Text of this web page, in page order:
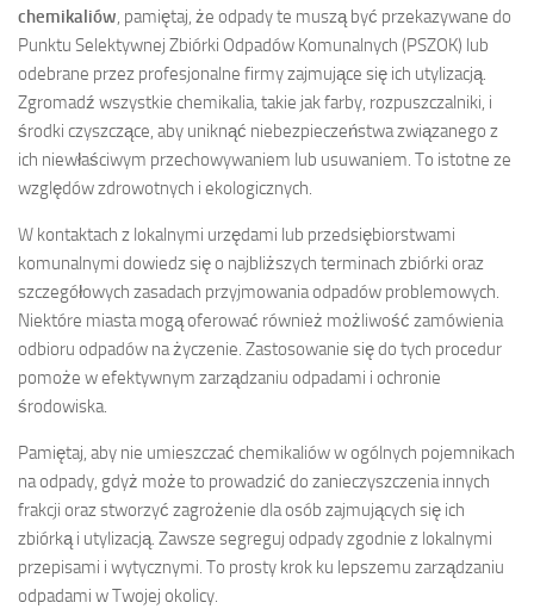
chemikaliów , pamiętaj, że odpady te muszą być przekazywane do
Punktu Selektywnej Zbiórki Odpadów Komunalnych (PSZOK) lub
odebrane przez profesjonalne firmy zajmujące się ich utylizacją.
Zgromadź wszystkie chemikalia, takie jak farby, rozpuszczalniki, i
środki czyszczące, aby uniknąć niebezpieczeństwa związanego z
ich niewłaściwym przechowywaniem lub usuwaniem. To istotne ze
względów zdrowotnych i ekologicznych.
W kontaktach z lokalnymi urzędami lub przedsiębiorstwami
komunalnymi dowiedz się o najbliższych terminach zbiórki oraz
szczegółowych zasadach przyjmowania odpadów problemowych.
Niektóre miasta mogą oferować również możliwość zamówienia
odbioru odpadów na życzenie. Zastosowanie się do tych procedur
pomoże w efektywnym zarządzaniu odpadami i ochronie
środowiska.
Pamiętaj, aby nie umieszczać chemikaliów w ogólnych pojemnikach
na odpady, gdyż może to prowadzić do zanieczyszczenia innych
frakcji oraz stworzyć zagrożenie dla osób zajmujących się ich
zbiórką i utylizacją. Zawsze segreguj odpady zgodnie z lokalnymi
przepisami i wytycznymi. To prosty krok ku lepszemu zarządzaniu
odpadami w Twojej okolicy.